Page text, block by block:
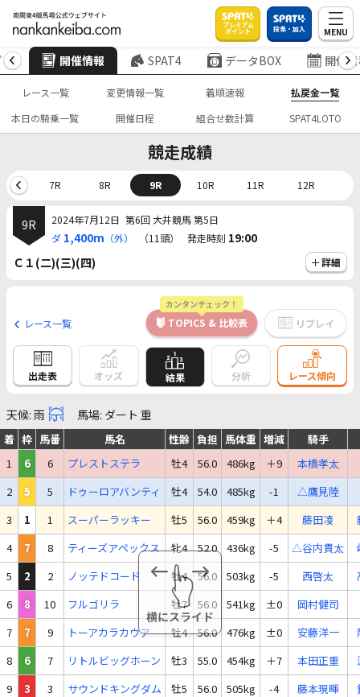
プレミアム
ポイント 投票・加入 MENU
開催情報 SPAT4 データBOX 開催
レース一覧 変更情報一覧 着順速報
払戻金一覧
本日の騎乗一覧
開催日程 組合せ数計算 SPAT4LOTO
競走成績
7R 8R 9R 10R 11R 12R
9R 2024年7月12日 第6回 大井競馬 第5日
ダ 1,400m （外） （11頭） 発走時刻 19:00
Ｃ１(二)(三)(四)
詳細
レース一覧
カンタンチェック！
TOPICS & 比較表 リプレイ
出走表 オッズ 結果 分析 レース傾向
天候: 雨 馬場: ダート 重
着 枠 馬番 馬名 性齢 負担 馬体重 増減
騎手
1
6 6 プレストステラ 牡4 56.0 486kg ＋9
本橋孝太
2
5 5 ドゥーロアバンティ 牡4 54.0 485kg -1
△鷹見陸
3
1 1 スーパーラッキー 牡5 56.0 459kg ＋4 藤田凌
4
7 8 ティーズアペックス 牝4 52.0 436kg -5 △谷内貫太
5
2 2 ノッテドコード 牡4 56.0 503kg -5 西啓太
6
8 10 フルゴリラ 牡7 56.0 541kg ±0
岡村健司
7
7 9 トーアカラカウア 牡4 56.0 476kg ±0 安藤洋一
8
6 7 リトルビッグホーン 牡3 55.0 454kg ＋7 本田正重
9
3 3 サウンドキングダム 牡5 56.0 505kg -4 藤本現暉